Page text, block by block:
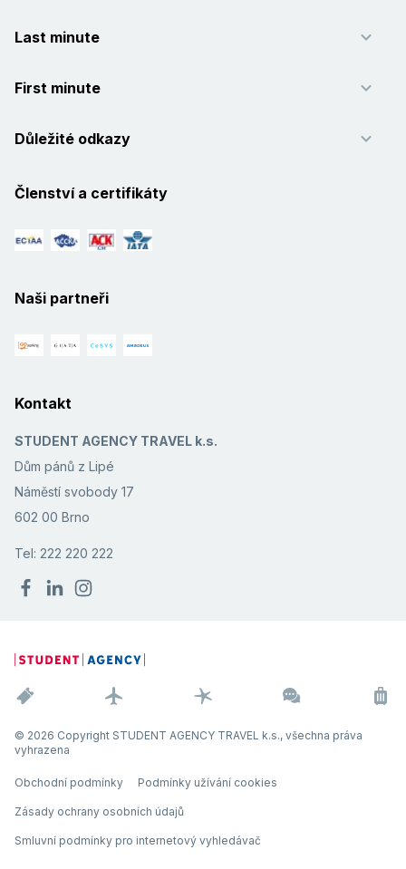
Last minute
First minute
Důležité odkazy
Členství a certifikáty
Naši partneři
Kontakt
STUDENT AGENCY TRAVEL k.s.
Dům pánů z Lipé
Náměstí svobody 17
602 00 Brno
Tel: 222 220 222
© 2026 Copyright STUDENT AGENCY TRAVEL k.s., všechna práva
vyhrazena
Obchodní podmínky Podmínky užívání cookies
Zásady ochrany osobních údajů
Smluvní podmínky pro internetový vyhledávač